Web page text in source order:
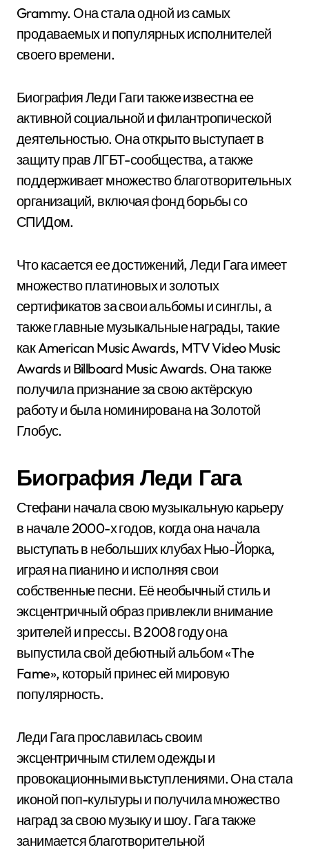
Grammy. Она стала одной из самых
продаваемых и популярных исполнителей
своего времени.
Биография Леди Гаги также известна ее
активной социальной и филантропической
деятельностью. Она открыто выступает в
защиту прав ЛГБТ-сообщества, а также
поддерживает множество благотворительных
организаций, включая фонд борьбы со
СПИДом.
Что касается ее достижений, Леди Гага имеет
множество платиновых и золотых
сертификатов за свои альбомы и синглы, а
также главные музыкальные награды, такие
как American Music Awards, MTV Video Music
Awards и Billboard Music Awards. Она также
получила признание за свою актёрскую
работу и была номинирована на Золотой
Глобус.
Биография Леди Гага
Стефани начала свою музыкальную карьеру
в начале 2000-х годов, когда она начала
выступать в небольших клубах Нью-Йорка,
играя на пианино и исполняя свои
собственные песни. Её необычный стиль и
эксцентричный образ привлекли внимание
зрителей и прессы. В 2008 году она
выпустила свой дебютный альбом «The
Fame», который принес ей мировую
популярность.
Леди Гага прославилась своим
эксцентричным стилем одежды и
провокационными выступлениями. Она стала
иконой поп-культуры и получила множество
наград за свою музыку и шоу. Гага также
занимается благотворительной